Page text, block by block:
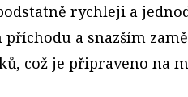
rychleji a
a snazším
což je připraveno na